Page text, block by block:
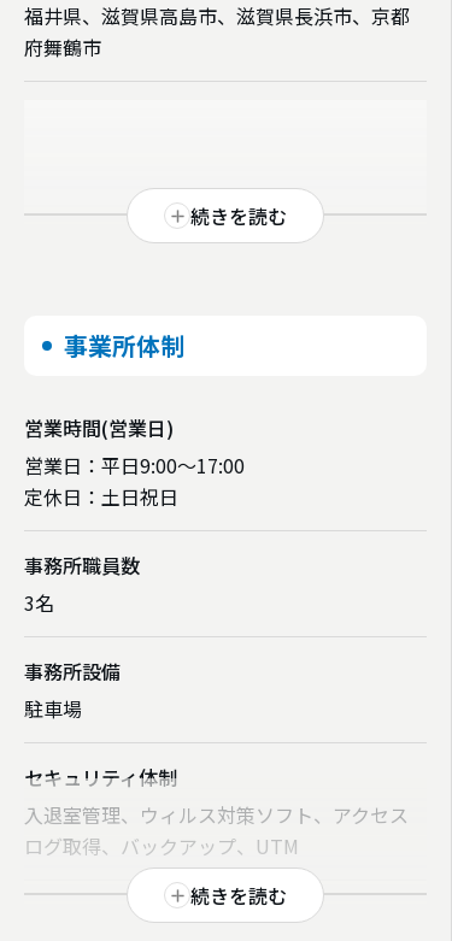
福井県、滋賀県高島市、滋賀県長浜市、京都
府舞鶴市
電話番号
得意分野
則作成、人事・賃金制度構築、調査対応（監
督署、年金事務所等）、助成金、年金相談、
労使関係、ハラスメント対策、老齢年金
対応可能業界
小売業、卸売業、飲食業、サービス業、医
続きを読む
事業所体制
営業時間(営業日)
営業日：平日9:00～17:00
定休日：土日祝日
事務所職員数
3名
事務所設備
駐車場
セキュリティ体制
入退室管理、ウィルス対策ソフト、アクセス
ログ取得、バックアップ、UTM
クラウド
続きを読む